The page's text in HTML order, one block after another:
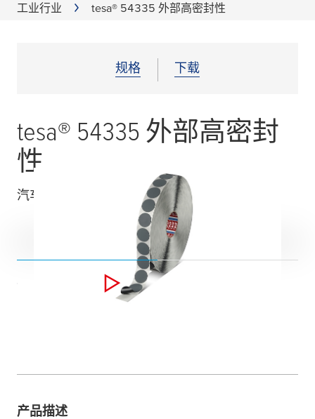
工业行业 tesa® 54335 外部高密封性
规格 下载
tesa® 54335 外部高密封
性
汽车外部高性能永久密封应用的堵孔应用
产品描述